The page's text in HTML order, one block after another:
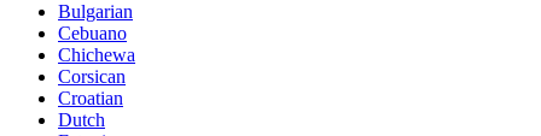
Bulgarian
Cebuano
Chichewa
Corsican
Croatian
Dutch